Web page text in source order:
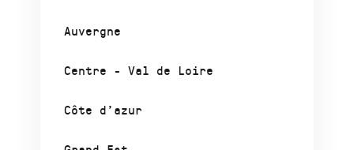
Auvergne
Centre - Val de Loire
Côte d’azur